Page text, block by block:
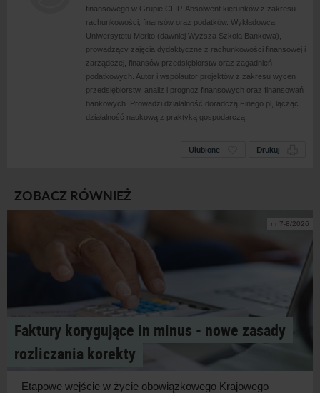
finansowego w Grupie CLIP. Absolwent kierunków z zakresu
rachunkowości, finansów oraz podatków. Wykładowca
Uniwersytetu Merito (dawniej Wyższa Szkoła Bankowa),
prowadzący zajęcia dydaktyczne z rachunkowości finansowej i
zarządczej, finansów przedsiębiorstw oraz zagadnień
podatkowych. Autor i współautor projektów z zakresu wycen
przedsiębiorstw, analiz i prognoz finansowych oraz finansowań
bankowych. Prowadzi działalność doradczą Finego.pl, łącząc
działalność naukową z praktyką gospodarczą.
Ulubione Drukuj
ZOBACZ RÓWNIEŻ
nr 7-8/2026
Faktury korygujące in minus ‑ nowe zasady
rozliczania korekty
Etapowe wejście w życie obowiązkowego Krajowego